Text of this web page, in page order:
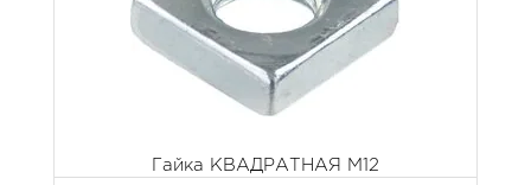
Гайка КВАДРАТНАЯ М12